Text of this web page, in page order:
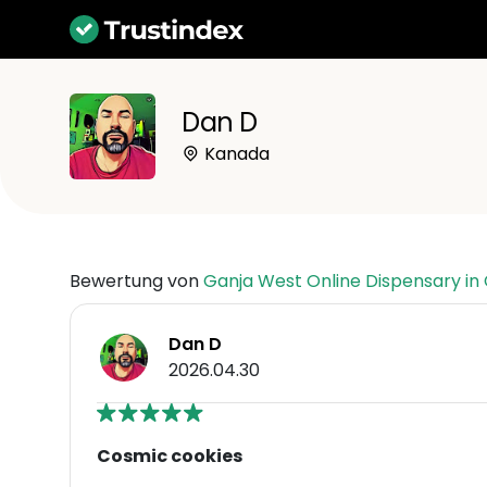
Dan D
Kanada
Bewertung vonGanja West Online Dispensary in
Dan D
2026.04.30
Cosmic cookies